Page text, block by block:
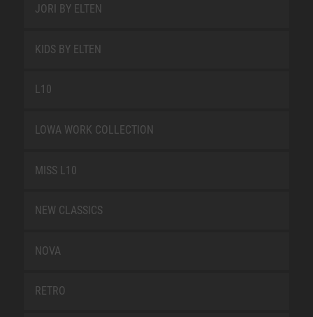
JORI BY ELTEN
KIDS BY ELTEN
L10
LOWA WORK COLLECTION
MISS L10
NEW CLASSICS
NOVA
RETRO